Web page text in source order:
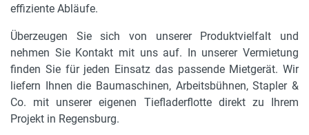
effiziente Abläufe.
Überzeugen Sie sich von unserer Produktvielfalt und
nehmen Sie Kontakt mit uns auf. In unserer Vermietung
finden Sie für jeden Einsatz das passende Mietgerät. Wir
liefern Ihnen die Baumaschinen, Arbeitsbühnen, Stapler &
Co. mit unserer eigenen Tiefladerflotte direkt zu Ihrem
Projekt in Regensburg.